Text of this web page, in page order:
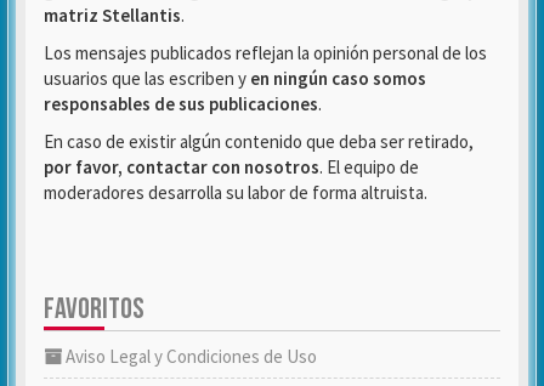
matriz Stellantis.
Los mensajes publicados reflejan la opinión personal de los
usuarios que las escriben y en ningún caso somos
responsables de sus publicaciones.
En caso de existir algún contenido que deba ser retirado,
por favor, contactar con nosotros. El equipo de
moderadores desarrolla su labor de forma altruista.
FAVORITOS
Aviso Legal y Condiciones de Uso